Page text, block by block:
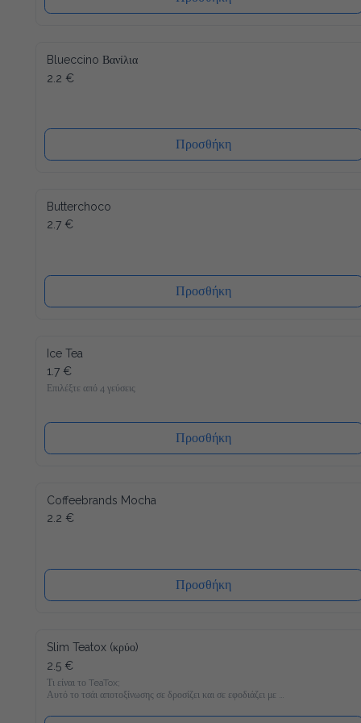
Blueccino Βανίλια
2.2 €
Προσθήκη
Butterchoco
2.7 €
Προσθήκη
Ice Tea
1.7 €
Επιλέξτε από 4 γεύσεις
Προσθήκη
Coffeebrands Mocha
2.2 €
Προσθήκη
Slim Teatox (κρύο)
2.5 €
Τι είναι το TeaTox;
Αυτό το τσάι αποτοξίνωσης σε δροσίζει και σε εφοδιάζει με
22 βιταμίνες και μέταλλα και είναι γεμάτο υγιεινά υλικά όπως
Matcha, κουρκουμά και φυσικά γλυκομαννάνη, το οποίο σε